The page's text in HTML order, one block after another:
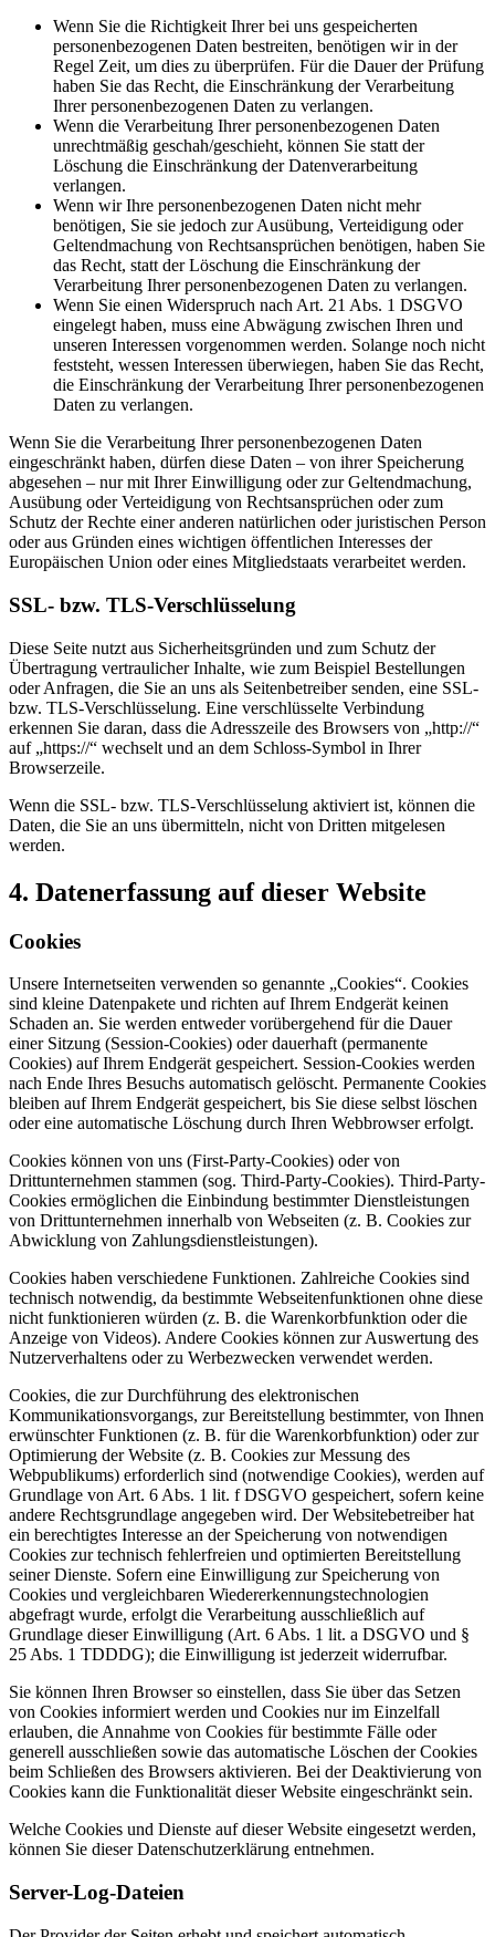
Wenn Sie die Richtigkeit Ihrer bei uns gespeicherten
personenbezogenen Daten bestreiten, benötigen wir in der
Regel Zeit, um dies zu überprüfen. Für die Dauer der Prüfung
haben Sie das Recht, die Einschränkung der Verarbeitung
Ihrer personenbezogenen Daten zu verlangen.
Wenn die Verarbeitung Ihrer personenbezogenen Daten
unrechtmäßig geschah/geschieht, können Sie statt der
Löschung die Einschränkung der Datenverarbeitung
verlangen.
Wenn wir Ihre personenbezogenen Daten nicht mehr
benötigen, Sie sie jedoch zur Ausübung, Verteidigung oder
Geltendmachung von Rechtsansprüchen benötigen, haben Sie
das Recht, statt der Löschung die Einschränkung der
Verarbeitung Ihrer personenbezogenen Daten zu verlangen.
Wenn Sie einen Widerspruch nach Art. 21 Abs. 1 DSGVO
eingelegt haben, muss eine Abwägung zwischen Ihren und
unseren Interessen vorgenommen werden. Solange noch nicht
feststeht, wessen Interessen überwiegen, haben Sie das Recht,
die Einschränkung der Verarbeitung Ihrer personenbezogenen
Daten zu verlangen.
Wenn Sie die Verarbeitung Ihrer personenbezogenen Daten
eingeschränkt haben, dürfen diese Daten – von ihrer Speicherung
abgesehen – nur mit Ihrer Einwilligung oder zur Geltendmachung,
Ausübung oder Verteidigung von Rechtsansprüchen oder zum
Schutz der Rechte einer anderen natürlichen oder juristischen Person
oder aus Gründen eines wichtigen öffentlichen Interesses der
Europäischen Union oder eines Mitgliedstaats verarbeitet werden.
SSL- bzw. TLS-Verschlüsselung
Diese Seite nutzt aus Sicherheitsgründen und zum Schutz der
Übertragung vertraulicher Inhalte, wie zum Beispiel Bestellungen
oder Anfragen, die Sie an uns als Seitenbetreiber senden, eine SSL-
bzw. TLS-Verschlüsselung. Eine verschlüsselte Verbindung
erkennen Sie daran, dass die Adresszeile des Browsers von „http://“
auf „https://“ wechselt und an dem Schloss-Symbol in Ihrer
Browserzeile.
Wenn die SSL- bzw. TLS-Verschlüsselung aktiviert ist, können die
Daten, die Sie an uns übermitteln, nicht von Dritten mitgelesen
werden.
4. Datenerfassung auf dieser Website
Cookies
Unsere Internetseiten verwenden so genannte „Cookies“. Cookies
sind kleine Datenpakete und richten auf Ihrem Endgerät keinen
Schaden an. Sie werden entweder vorübergehend für die Dauer
einer Sitzung (Session-Cookies) oder dauerhaft (permanente
Cookies) auf Ihrem Endgerät gespeichert. Session-Cookies werden
nach Ende Ihres Besuchs automatisch gelöscht. Permanente Cookies
bleiben auf Ihrem Endgerät gespeichert, bis Sie diese selbst löschen
oder eine automatische Löschung durch Ihren Webbrowser erfolgt.
Cookies können von uns (First-Party-Cookies) oder von
Drittunternehmen stammen (sog. Third-Party-Cookies). Third-Party-
Cookies ermöglichen die Einbindung bestimmter Dienstleistungen
von Drittunternehmen innerhalb von Webseiten (z. B. Cookies zur
Abwicklung von Zahlungsdienstleistungen).
Cookies haben verschiedene Funktionen. Zahlreiche Cookies sind
technisch notwendig, da bestimmte Webseitenfunktionen ohne diese
nicht funktionieren würden (z. B. die Warenkorbfunktion oder die
Anzeige von Videos). Andere Cookies können zur Auswertung des
Nutzerverhaltens oder zu Werbezwecken verwendet werden.
Cookies, die zur Durchführung des elektronischen
Kommunikationsvorgangs, zur Bereitstellung bestimmter, von Ihnen
erwünschter Funktionen (z. B. für die Warenkorbfunktion) oder zur
Optimierung der Website (z. B. Cookies zur Messung des
Webpublikums) erforderlich sind (notwendige Cookies), werden auf
Grundlage von Art. 6 Abs. 1 lit. f DSGVO gespeichert, sofern keine
andere Rechtsgrundlage angegeben wird. Der Websitebetreiber hat
ein berechtigtes Interesse an der Speicherung von notwendigen
Cookies zur technisch fehlerfreien und optimierten Bereitstellung
seiner Dienste. Sofern eine Einwilligung zur Speicherung von
Cookies und vergleichbaren Wiedererkennungstechnologien
abgefragt wurde, erfolgt die Verarbeitung ausschließlich auf
Grundlage dieser Einwilligung (Art. 6 Abs. 1 lit. a DSGVO und §
25 Abs. 1 TDDDG); die Einwilligung ist jederzeit widerrufbar.
Sie können Ihren Browser so einstellen, dass Sie über das Setzen
von Cookies informiert werden und Cookies nur im Einzelfall
erlauben, die Annahme von Cookies für bestimmte Fälle oder
generell ausschließen sowie das automatische Löschen der Cookies
beim Schließen des Browsers aktivieren. Bei der Deaktivierung von
Cookies kann die Funktionalität dieser Website eingeschränkt sein.
Welche Cookies und Dienste auf dieser Website eingesetzt werden,
können Sie dieser Datenschutzerklärung entnehmen.
Server-Log-Dateien